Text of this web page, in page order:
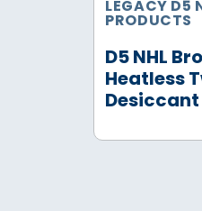
D5 NHL
Heatless
LEGACY D5
PRODUCTS